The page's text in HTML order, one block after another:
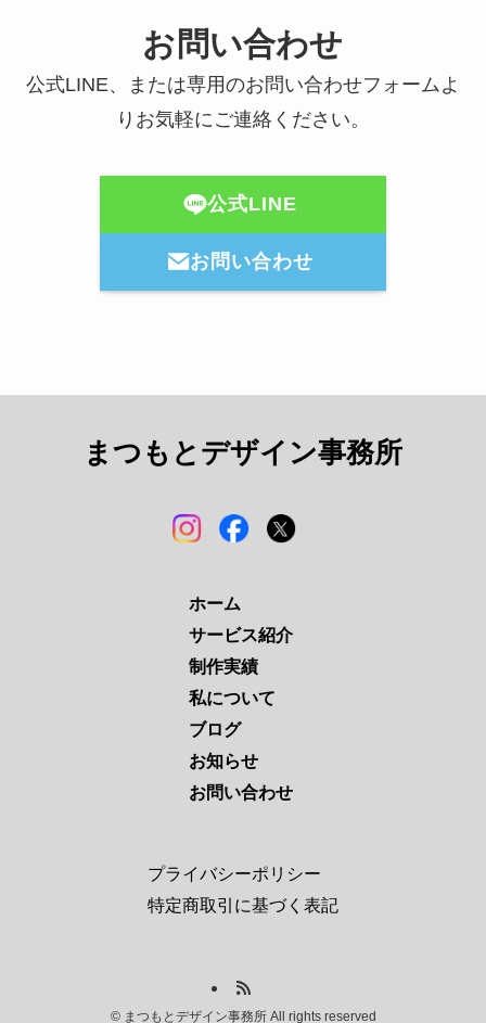
お問い合わせ
公式LINE、または専用のお問い合わせフォームよ
りお気軽にご連絡ください。
公式LINE
お問い合わせ
まつもとデザイン事務所
ホーム
サービス紹介
制作実績
私について
ブログ
お知らせ
お問い合わせ
プライバシーポリシー
特定商取引に基づく表記
©まつもとデザイン事務所 All rights reserved